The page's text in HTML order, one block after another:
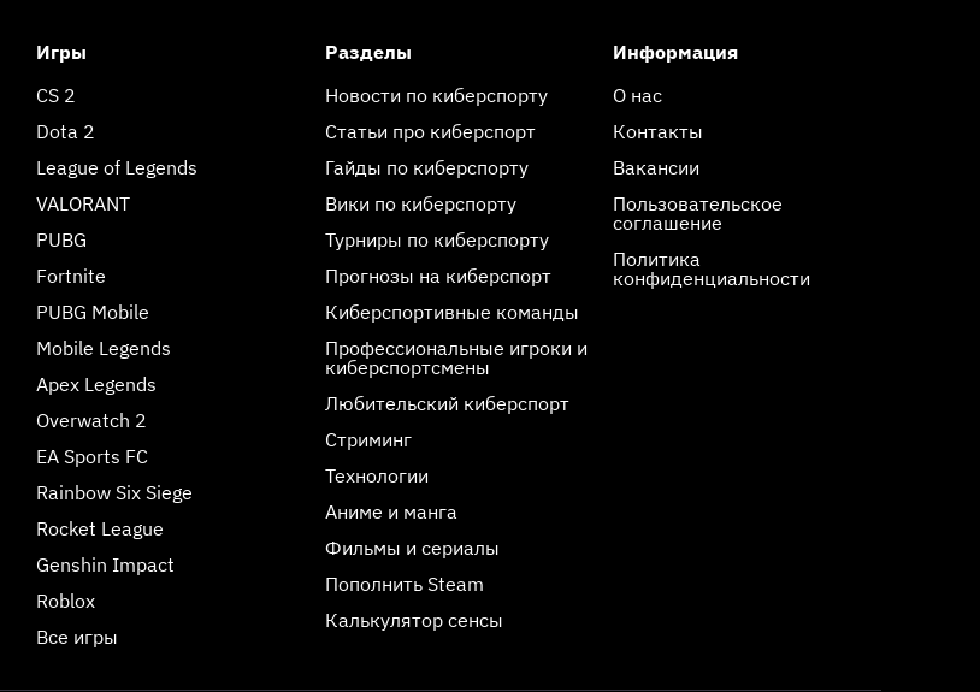
Игры
CS 2
Dota 2
League of Legends
VALORANT
PUBG
Fortnite
PUBG Mobile
Mobile Legends
Apex Legends
Overwatch 2
EA Sports FC
Rainbow Six Siege
Rocket League
Genshin Impact
Roblox
Все игры
Разделы
Новости по киберспорту
Статьи про киберспорт
Гайды по киберспорту
Вики по киберспорту
Турниры по киберспорту
Прогнозы на киберспорт
Киберспортивные команды
Профессиональные игроки и
киберспортсмены
Любительский киберспорт
Стриминг
Технологии
Аниме и манга
Фильмы и сериалы
Пополнить Steam
Калькулятор сенсы
Информация
О нас
Контакты
Вакансии
Пользовательское
соглашение
Политика
конфиденциальности